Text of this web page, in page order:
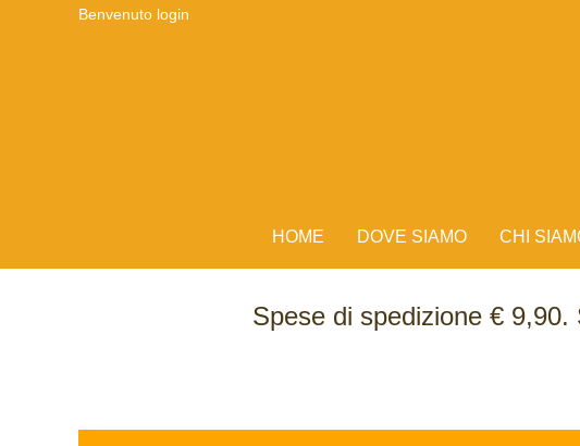
Benvenuto login
HOME DOVE SIAMO CHI
Spese di spedizione € 9,90.